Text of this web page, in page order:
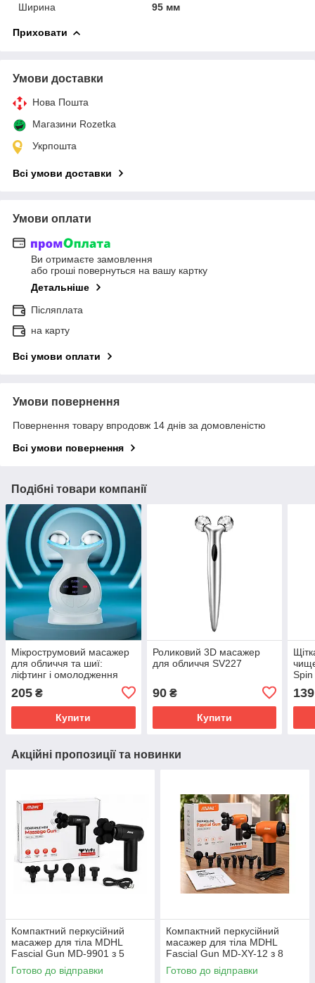
Ширина 95 мм
Приховати
Умови доставки
Нова Пошта
Магазини Rozetka
Укрпошта
Всі умови доставки
Умови оплати
Ви отримаєте замовлення
або гроші повернуться на вашу картку
Детальніше
Післяплата
на карту
Всі умови оплати
Умови повернення
Повернення товару впродовж 14 днів за домовленістю
Всі умови повернення
Подібні товари компанії
Мікрострумовий масажер
для обличчя та шиї:
ліфтинг і омолодження
б'юті-девайс (модель XL-
1602) SV227
205 ₴
Купити
Роликовий 3D масажер
для обличчя SV227
90₴
Купити
139
Акційні пропозиції та новинки
Компактний перкусійний
масажер для тіла MDHL
Fascial Gun MD-9901 з 5
насадками SV227
Готово до відправки
Компактний перкусійний
масажер для тіла MDHL
Fascial Gun MD-XY-12 з 8
насадками SV227
Готово до відправки